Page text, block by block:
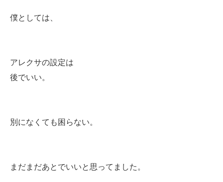
僕としては、
アレクサの設定は
後でいい。
別になくても困らない。
まだまだあとでいいと思ってました。